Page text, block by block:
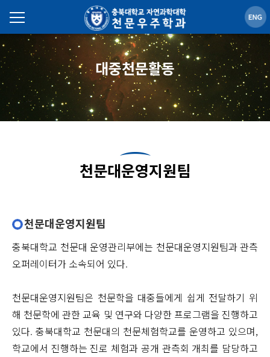
대중천문활동
천문대운영지원팀
천문대운영지원팀
충북대학교 천문대 운영관리부에는 천문대운영지원팀과 관측
오퍼레이터가 소속되어 있다.
천문대운영지원팀은 천문학을 대중들에게 쉽게 전달하기 위
해 천문학에 관한 교육 및 연구와 다양한 프로그램을 진행하고
있다. 충북대학교 천문대의 천문체험학교를 운영하고 있으며,
학교에서 진행하는 진로 체험과 공개 관측회 개최를 담당하고